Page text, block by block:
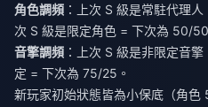
角色調頻 ：上次 S 級是常駐代理
次 S 級是限定角色 = 下次為 50/
音擎調頻 ：上次 S 級是非限定音
定 = 下次為 75/25。
新玩家初始狀態皆為小保底（角